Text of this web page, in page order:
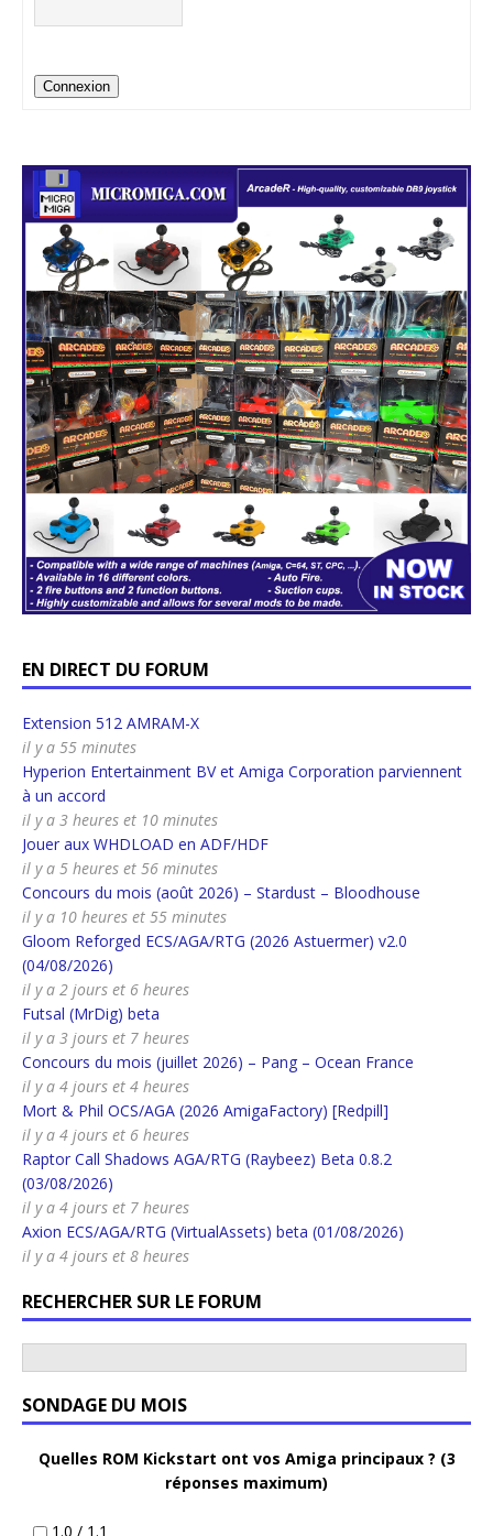
Connexion
EN DIRECT DU FORUM
Extension 512 AMRAM-X
il y a 55 minutes
Hyperion Entertainment BV et Amiga Corporation parviennent
à un accord
il y a 3 heures et 10 minutes
Jouer aux WHDLOAD en ADF/HDF
il y a 5 heures et 56 minutes
Concours du mois (août 2026) – Stardust – Bloodhouse
il y a 10 heures et 55 minutes
Gloom Reforged ECS/AGA/RTG (2026 Astuermer) v2.0
(04/08/2026)
il y a 2 jours et 6 heures
Futsal (MrDig) beta
il y a 3 jours et 7 heures
Concours du mois (juillet 2026) – Pang – Ocean France
il y a 4 jours et 4 heures
Mort & Phil OCS/AGA (2026 AmigaFactory) [Redpill]
il y a 4 jours et 6 heures
Raptor Call Shadows AGA/RTG (Raybeez) Beta 0.8.2
(03/08/2026)
il y a 4 jours et 7 heures
Axion ECS/AGA/RTG (VirtualAssets) beta (01/08/2026)
il y a 4 jours et 8 heures
RECHERCHER SUR LE FORUM
SONDAGE DU MOIS
Quelles ROM Kickstart ont vos Amiga principaux ? (3
réponses maximum)
1.0 / 1.1